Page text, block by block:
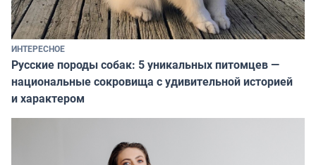
ИНТЕРЕСНОЕ
Русские породы собак: 5 уникальных питомцев —
национальные сокровища с удивительной историей
и характером